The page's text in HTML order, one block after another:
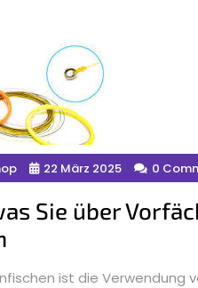
22 März 2025 0
Sie über
ist die Verwendung